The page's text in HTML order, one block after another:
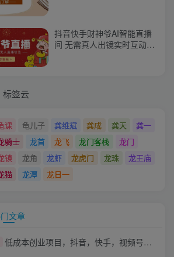
抖音快手财神爷AI智能直播
间 无需真人出镜实时互动
标签云
课 龟儿子 龚维斌 龚成 龚天
龚一
骑士
龙首 龙飞 龙门客栈
龙门
镇
龙角 龙虾 龙虎门 龙珠
龙王庙
猫
龙潭 龙日一
文章
低成本创业项目，抖音，快手，视频号都通用的书单号5种赚钱玩法